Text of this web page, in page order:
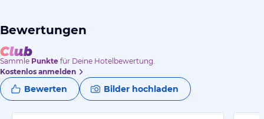
Bewertungen
Sammle Punkte für Deine Hotelbewertung.
Kostenlos anmelden
Bewerten Bilder hochladen